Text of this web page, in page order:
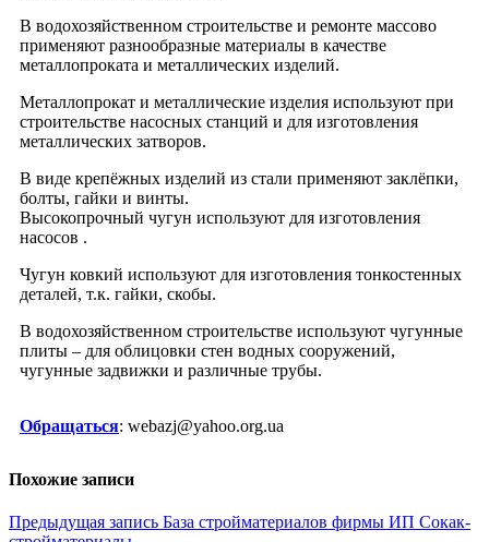
В водохозяйственном строительстве и ремонте массово
применяют разнообразные материалы в качестве
металлопроката и металлических изделий.
Металлопрокат и металлические изделия используют при
строительстве насосных станций и для изготовления
металлических затворов.
В виде крепёжных изделий из стали применяют заклёпки,
болты, гайки и винты.
Высокопрочный чугун используют для изготовления
насосов .
Чугун ковкий используют для изготовления тонкостенных
деталей, т.к. гайки, скобы.
В водохозяйственном строительстве используют чугунные
плиты – для облицовки стен водных сооружений,
чугунные задвижки и различные трубы.
Обращаться: webazj@yahoo.org.ua
Похожие записи
Навигация
Предыдущая запись База стройматериалов фирмы ИП Сокак-